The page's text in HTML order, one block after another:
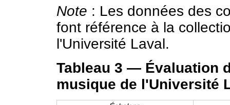
Note : Les données des
font référence à la
l'Université Laval.
Tableau 3 — Évaluation
musique de l'Université